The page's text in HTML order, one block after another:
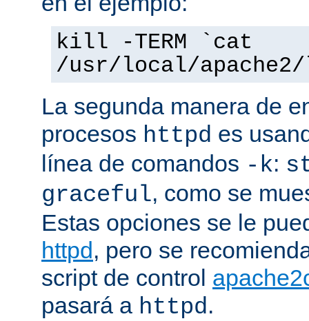
kill -TERM `cat
/usr/local/
La segunda manera de
procesos httpd es
línea de comandos -k:
graceful, como se
Estas opciones se le
httpd, pero se
script de control
pasará a httpd.